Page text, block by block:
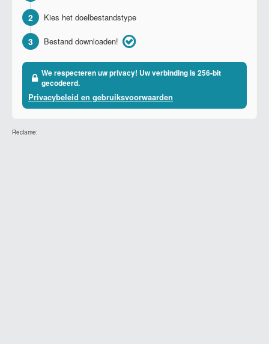
2 Kies het doelbestandstype
3 Bestand downloaden!
We respecteren uw privacy! Uw verbinding is 256-bit
gecodeerd.
Privacybeleid en gebruiksvoorwaarden
Reclame: